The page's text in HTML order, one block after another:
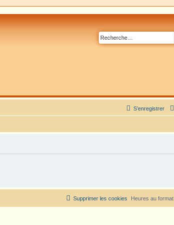
S’enregistrer
Heures au format
Supprimer les cookies